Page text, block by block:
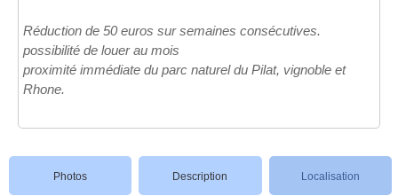
Réduction de 50 euros sur semaines consécutives.
possibilité de louer au mois
proximité immédiate du parc naturel du Pilat, vignoble et
Rhone.
Photos Description Localisation